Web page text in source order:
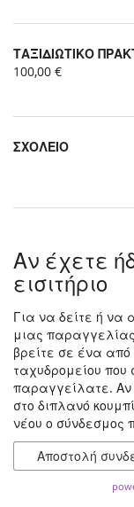
ΤΑΞΙΔΙΩΤΙΚΟ
100,00 €
ΣΧΟΛΕΙΟ
Αν έχετε
εισιτήριο
Για να δείτε ή να
μιας
βρείτε σε ένα
ταχυδρομείου που
παραγγείλατε. Αν
στο διπλανό
νέου ο
Αποστολή